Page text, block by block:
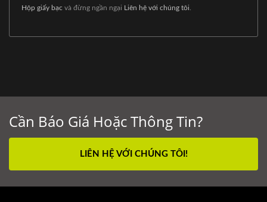
Hộp giấy bạc và đừng ngần ngại Liên hệ với chúng tôi
Cần Báo Giá Hoặc Thông Tin?
LIÊN HỆ VỚI CHÚNG TÔI!